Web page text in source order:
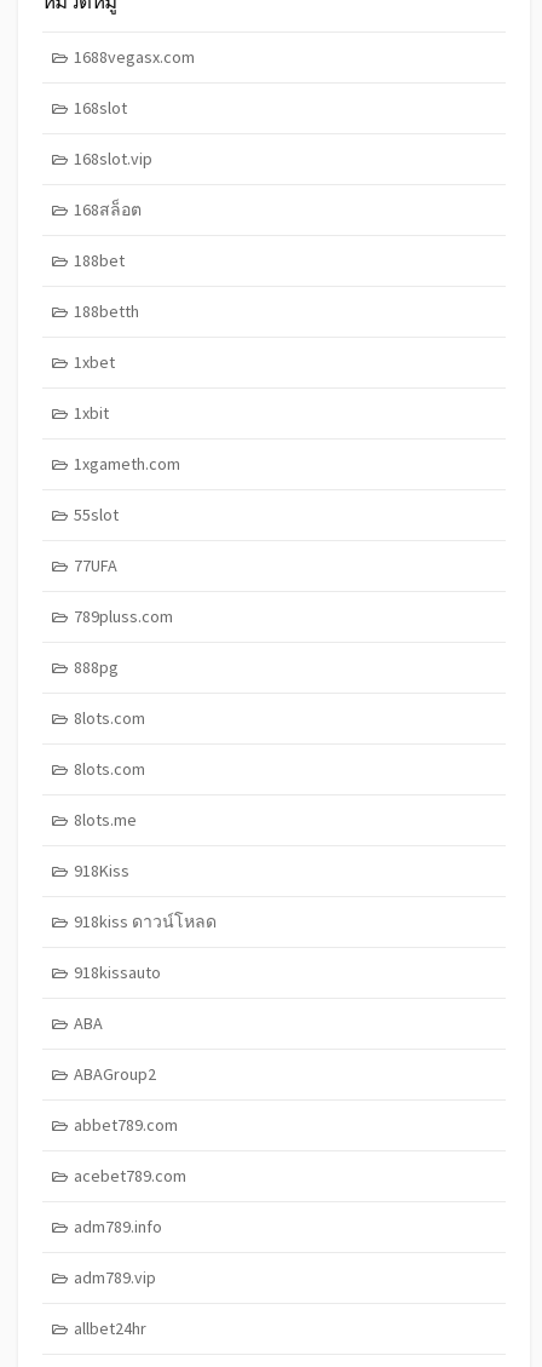
1688vegasx.com
168slot
168slot.vip
168สล็อต
188bet
188betth
1xbet
1xbit
1xgameth.com
55slot
77UFA
789pluss.com
888pg
8lots.com
8lots.com
8lots.me
918Kiss
918kiss ดาวน์โหลด
918kissauto
ABA
ABAGroup2
abbet789.com
acebet789.com
adm789.info
adm789.vip
allbet24hr